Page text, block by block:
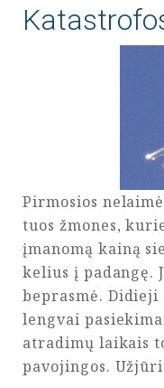
Pirmosios
tuos žmones,
įmanomą kainą
kelius į padangę.
beprasmė.
lengvai
atradimų laikais
pavojingos.